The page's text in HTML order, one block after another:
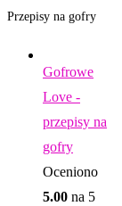
Przepisy na gofry
Gofrowe
Love -
przepisy na
gofry
Oceniono
5.00 na 5